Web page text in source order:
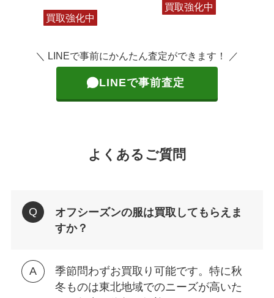
買取強化中
買取強化中
＼ LINEで事前にかんたん査定ができます！ ／
LINEで事前査定
よくあるご質問
オフシーズンの服は買取してもらえま
すか？
季節問わずお買取り可能です。特に秋
冬ものは東北地域でのニーズが高いた